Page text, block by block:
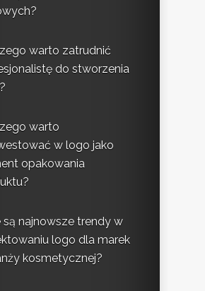
warto zatrudnić
do stworzenia
warto
w logo jako
opakowania
są najnowsze trendy w
logo dla marek
kosmetycznej?